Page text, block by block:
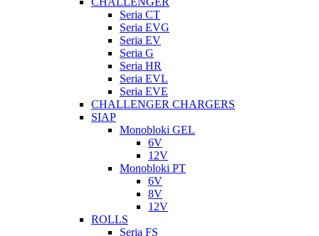
Seria CT
Seria EVG
Seria EV
Seria G
Seria HR
Seria EVL
Seria EVE
CHALLENGER CHARGERS
SIAP
Monobloki GEL
6V
12V
Monobloki PT
6V
8V
12V
ROLLS
Seria FS